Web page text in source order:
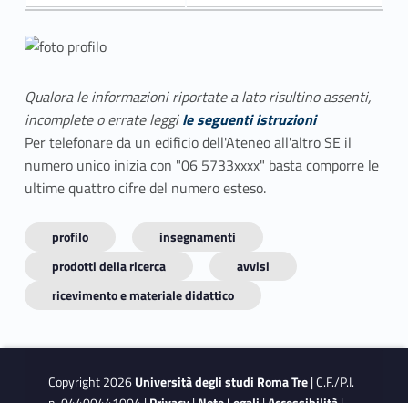
Qualora le informazioni riportate a lato risultino assenti,
incomplete o errate leggile seguenti istruzioni
Per telefonare da un edificio dell'Ateneo all'altro SE il
numero unico inizia con "06 5733xxxx" basta comporre le
ultime quattro cifre del numero esteso.
profilo
insegnamenti
prodotti della ricerca
avvisi
ricevimento e materiale didattico
Copyright 2026Università degli studi Roma Tre| C.F./P.I.